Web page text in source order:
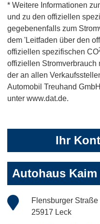
* Weitere Informationen
und zu den offiziellen
gegebenenfalls zum
dem 'Leitfaden über den
offiziellen spezifischen CO
offiziellen Stromverbrauch
der an allen
Automobil Treuhand
unter www.dat.de.
Ihr
Autohaus Kaim
Flensburger Straße
25917 Leck